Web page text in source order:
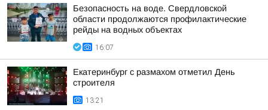
Безопасность на воде. Свердловской
области продолжаются профилактические
рейды на водных объектах
16:07
Екатеринбург с размахом отметил День
строителя
13:21